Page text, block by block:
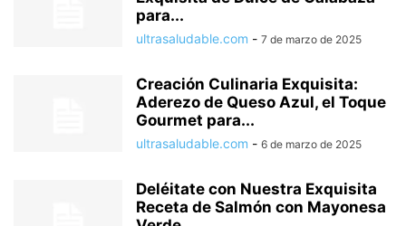
para...
ultrasaludable.com - 7 de marzo de 2025
Creación Culinaria Exquisita:
Aderezo de Queso Azul, el Toque
Gourmet para...
ultrasaludable.com - 6 de marzo de 2025
Deléitate con Nuestra Exquisita
Receta de Salmón con Mayonesa